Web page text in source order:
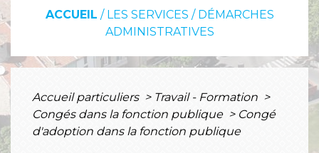
ACCUEIL / LES SERVICES / DÉMARCHES
ADMINISTRATIVES
Accueil particuliers > Travail - Formation >
Congés dans la fonction publique > Congé
d'adoption dans la fonction publique